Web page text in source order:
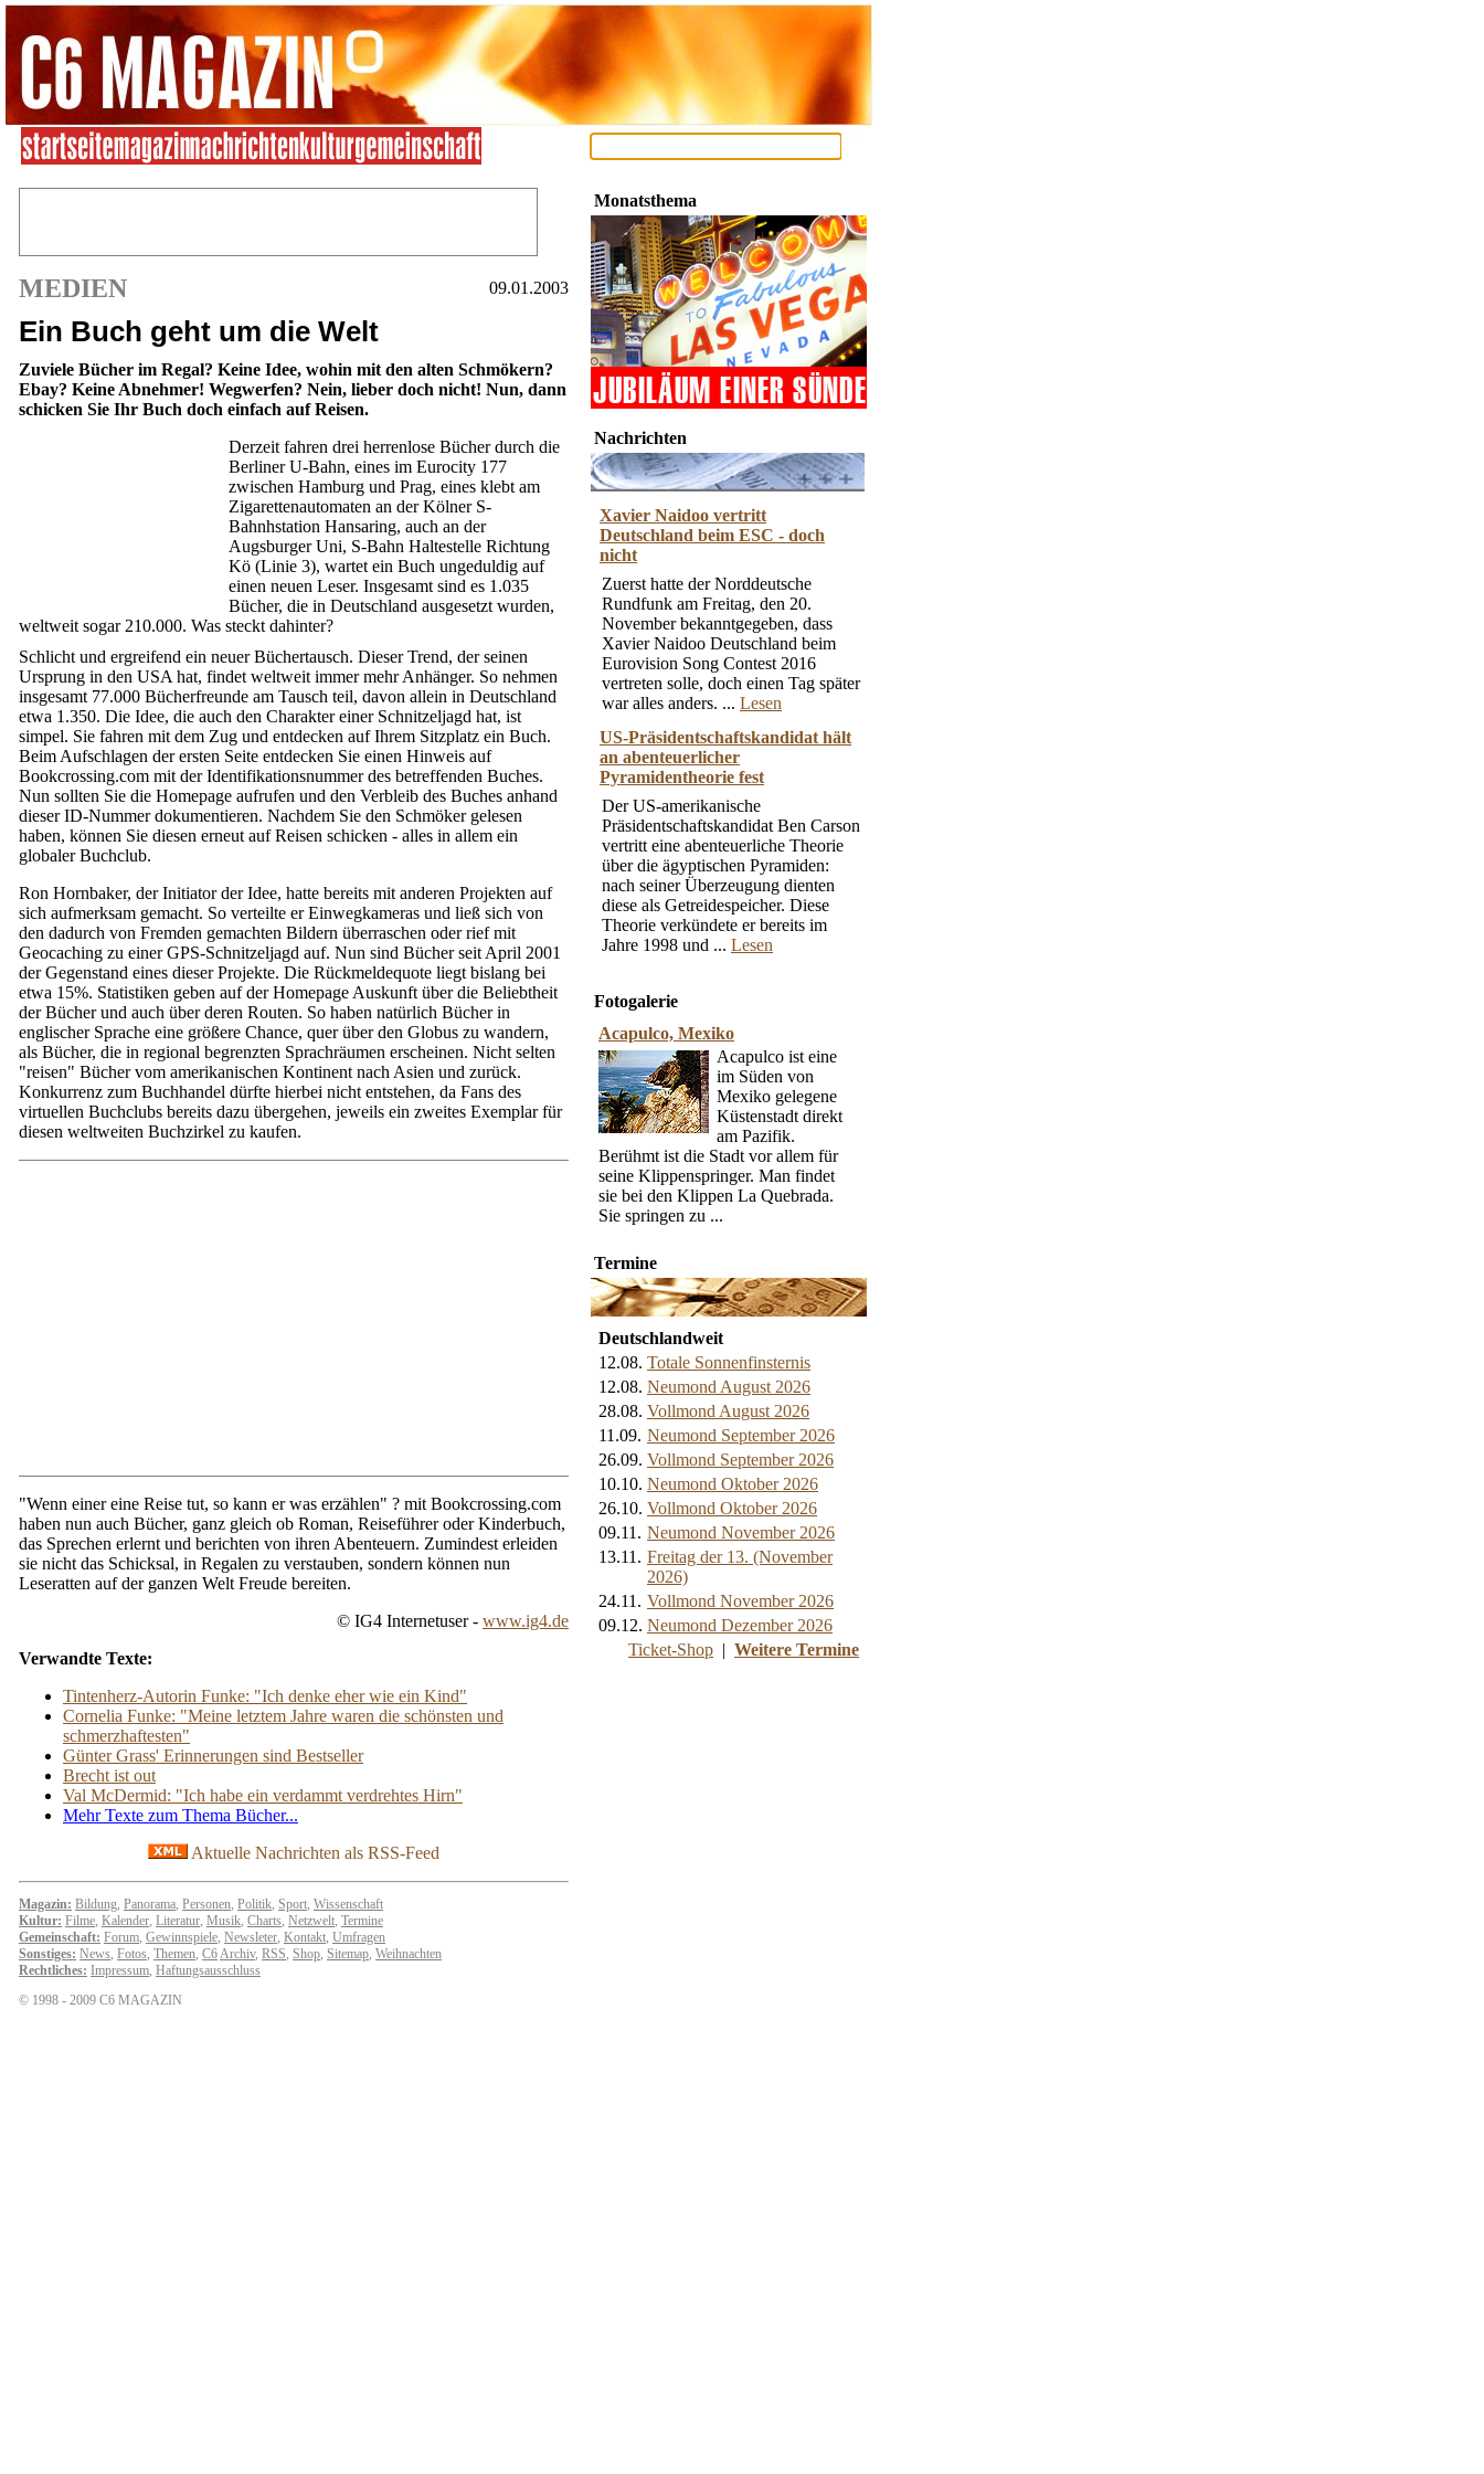
MEDIEN 09.01.2003
Ein Buch geht um die Welt
Zuviele Bücher im Regal? Keine Idee, wohin mit den alten Schmökern?
Ebay? Keine Abnehmer! Wegwerfen? Nein, lieber doch nicht! Nun, dann
schicken Sie Ihr Buch doch einfach auf Reisen.
Derzeit fahren drei herrenlose Bücher durch die
Berliner U-Bahn, eines im Eurocity 177
zwischen Hamburg und Prag, eines klebt am
Zigarettenautomaten an der Kölner S-
Bahnhstation Hansaring, auch an der
Augsburger Uni, S-Bahn Haltestelle Richtung
Kö (Linie 3), wartet ein Buch ungeduldig auf
einen neuen Leser. Insgesamt sind es 1.035
Bücher, die in Deutschland ausgesetzt wurden,
weltweit sogar 210.000. Was steckt dahinter?
Schlicht und ergreifend ein neuer Büchertausch. Dieser Trend, der seinen
Ursprung in den USA hat, findet weltweit immer mehr Anhänger. So nehmen
insgesamt 77.000 Bücherfreunde am Tausch teil, davon allein in Deutschland
etwa 1.350. Die Idee, die auch den Charakter einer Schnitzeljagd hat, ist
simpel. Sie fahren mit dem Zug und entdecken auf Ihrem Sitzplatz ein Buch.
Beim Aufschlagen der ersten Seite entdecken Sie einen Hinweis auf
Bookcrossing.com mit der Identifikationsnummer des betreffenden Buches.
Nun sollten Sie die Homepage aufrufen und den Verbleib des Buches anhand
dieser ID-Nummer dokumentieren. Nachdem Sie den Schmöker gelesen
haben, können Sie diesen erneut auf Reisen schicken - alles in allem ein
globaler Buchclub.
Ron Hornbaker, der Initiator der Idee, hatte bereits mit anderen Projekten auf
sich aufmerksam gemacht. So verteilte er Einwegkameras und ließ sich von
den dadurch von Fremden gemachten Bildern überraschen oder rief mit
Geocaching zu einer GPS-Schnitzeljagd auf. Nun sind Bücher seit April 2001
der Gegenstand eines dieser Projekte. Die Rückmeldequote liegt bislang bei
etwa 15%. Statistiken geben auf der Homepage Auskunft über die Beliebtheit
der Bücher und auch über deren Routen. So haben natürlich Bücher in
englischer Sprache eine größere Chance, quer über den Globus zu wandern,
als Bücher, die in regional begrenzten Sprachräumen erscheinen. Nicht selten
"reisen" Bücher vom amerikanischen Kontinent nach Asien und zurück.
Konkurrenz zum Buchhandel dürfte hierbei nicht entstehen, da Fans des
virtuellen Buchclubs bereits dazu übergehen, jeweils ein zweites Exemplar für
diesen weltweiten Buchzirkel zu kaufen.
"Wenn einer eine Reise tut, so kann er was erzählen" ? mit Bookcrossing.com
haben nun auch Bücher, ganz gleich ob Roman, Reiseführer oder Kinderbuch,
das Sprechen erlernt und berichten von ihren Abenteuern. Zumindest erleiden
sie nicht das Schicksal, in Regalen zu verstauben, sondern können nun
Leseratten auf der ganzen Welt Freude bereiten.
© IG4 Internetuser - www.ig4.de
Verwandte Texte:
Tintenherz-Autorin Funke: "Ich denke eher wie ein Kind"
Cornelia Funke: "Meine letztem Jahre waren die schönsten und
schmerzhaftesten"
Günter Grass' Erinnerungen sind Bestseller
Brecht ist out
Val McDermid: "Ich habe ein verdammt verdrehtes Hirn"
Mehr Texte zum Thema Bücher...
Aktuelle Nachrichten als RSS-Feed
Magazin: Bildung, Panorama, Personen, Politik, Sport, Wissenschaft
Kultur: Filme, Kalender, Literatur, Musik, Charts, Netzwelt, Termine
Gemeinschaft: Forum, Gewinnspiele, Newsleter, Kontakt, Umfragen
Sonstiges: News, Fotos, Themen, C6Archiv, RSS, Shop, Sitemap, Weihnachten
Rechtliches: Impressum, Haftungsausschluss
© 1998 - 2009 C6 MAGAZIN
Monatsthema
Nachrichten
Xavier Naidoo vertritt
Deutschland beim ESC - doch
nicht
Zuerst hatte der Norddeutsche
Rundfunk am Freitag, den 20.
November bekanntgegeben, dass
Xavier Naidoo Deutschland beim
Eurovision Song Contest 2016
vertreten solle, doch einen Tag später
war alles anders. ... Lesen
US-Präsidentschaftskandidat hält
an abenteuerlicher
Pyramidentheorie fest
Der US-amerikanische
Präsidentschaftskandidat Ben Carson
vertritt eine abenteuerliche Theorie
über die ägyptischen Pyramiden:
nach seiner Überzeugung dienten
diese als Getreidespeicher. Diese
Theorie verkündete er bereits im
Jahre 1998 und ... Lesen
Fotogalerie
Acapulco, Mexiko
Acapulco ist eine
im Süden von
Mexiko gelegene
Küstenstadt direkt
am Pazifik.
Berühmt ist die Stadt vor allem für
seine Klippenspringer. Man findet
sie bei den Klippen La Quebrada.
Sie springen zu ...
Termine
Deutschlandweit
12.08. Totale Sonnenfinsternis
12.08. Neumond August 2026
28.08. Vollmond August 2026
11.09. Neumond September 2026
26.09. Vollmond September 2026
10.10. Neumond Oktober 2026
26.10. Vollmond Oktober 2026
09.11. Neumond November 2026
13.11. Freitag der 13. (November
2026)
24.11. Vollmond November 2026
09.12. Neumond Dezember 2026
Ticket-Shop | Weitere Termine